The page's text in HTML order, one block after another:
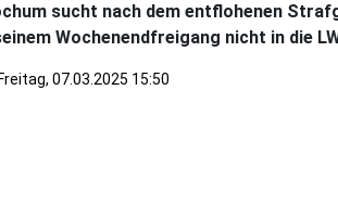
sucht nach dem entflohenen
Wochenendfreigang nicht in die
Freitag, 07.03.2025 15:50